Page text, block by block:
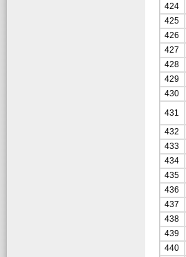
424
425
426
427
428
429
430
431
432
433
434
435
436
437
438
439
440